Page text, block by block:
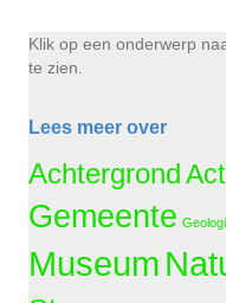
Klik op een onderwerp
te zien.
Lees meer over
Achtergrond
Gemeente
Museum